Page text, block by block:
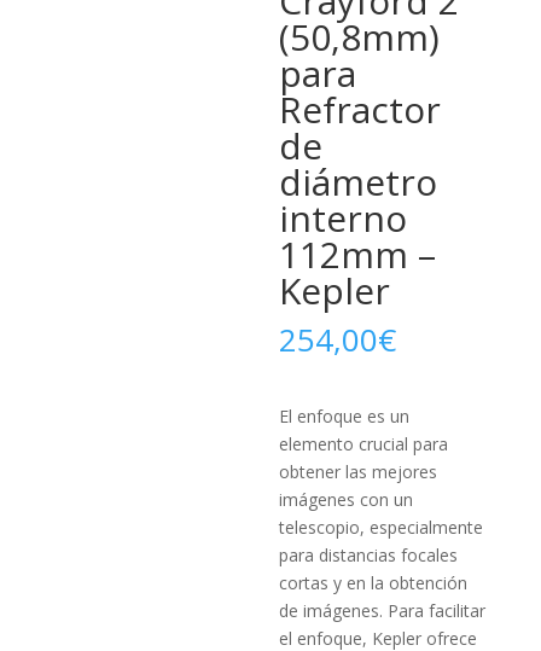
(50,8mm)
para
Refractor
de
diámetro
interno
112mm –
Kepler
254,00€
El enfoque es un
elemento crucial para
obtener las mejores
imágenes con un
telescopio, especialmente
para distancias focales
cortas y en la obtención
de imágenes. Para facilitar
el enfoque, Kepler ofrece